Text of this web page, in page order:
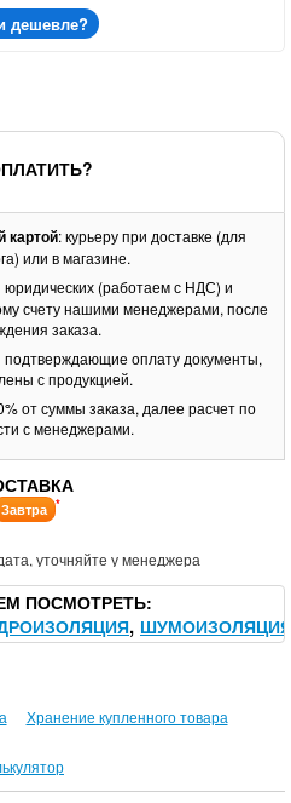
дешевле?
картой: курьеру при доставке (для
или в магазине.
юридических (работаем с НДС) и
счету нашими менеджерами, после
заказа.
подтверждающие оплату документы,
с продукцией.
от суммы заказа, далее расчет по
с менеджерами.
Завтра *
уточняйте у менеджера
ПОСМОТРЕТЬ
ШУМОИЗОЛЯЦИЯ
Хранение купленного товара